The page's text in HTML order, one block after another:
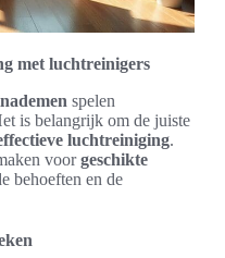
met luchtreinigers
spelen
is belangrijk om de juiste
luchtreiniging.
voorgeschikte
behoeften en de